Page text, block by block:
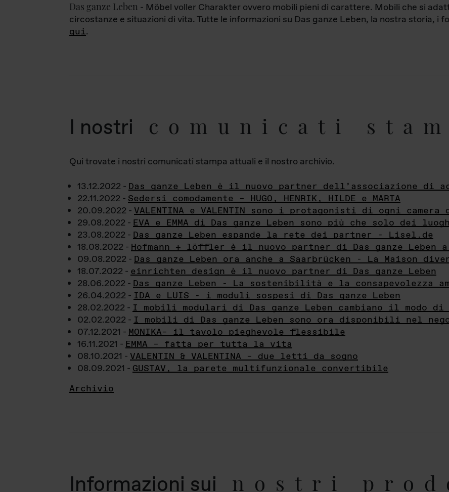
Das ganze Leben - Möbel voller Charakter ovvero mobili pieni di carattere. Mobili che si
circostanze e situazioni di vita. Tutte le informazioni su Das ganze Leben, la nostra storia, i
qui.
I nostri comunicati
Qui trovate i nostri comunicati stampa attuali e il nostro archivio.
13.12.2022 - Das ganze Leben è il nuovo partner dell’associazione di
22.11.2022 - Sedersi comodamente – HUGO, HENRIK, HILDE e MARTA
20.09.2022 - VALENTINA e VALENTIN sono i protagonisti di ogni
29.08.2022 - EVA e EMMA di Das ganze Leben sono più che solo dei
23.08.2022 - Das ganze Leben espande la rete dei partner - Lisel.de
18.08.2022 - Hofmann + löffler è il nuovo partner di Das ganze Leben a
09.08.2022 - Das ganze Leben ora anche a Saarbrücken - La Maison
18.07.2022 - einrichten design è il nuovo partner di Das ganze Leben
28.06.2022 - Das ganze Leben - La sostenibilità e la consapevolezza
26.04.2022 - IDA e LUIS - i moduli sospesi di Das ganze Leben
28.02.2022 - I mobili modulari di Das ganze Leben cambiano il modo
02.02.2022 - I mobili di Das ganze Leben sono ora disponibili nel
07.12.2021 - MONIKA– il tavolo pieghevole flessibile
16.11.2021 - EMMA – fatta per tutta la vita
08.10.2021 - VALENTIN & VALENTINA – due letti da sogno
08.09.2021 - GUSTAV, la parete multifunzionale convertibile
Archivio
Informazioni sui nostri